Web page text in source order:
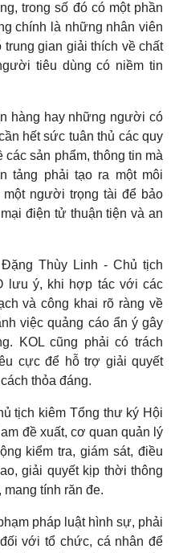
trong số đó có một phần
chính là những nhân viên
trung gian giải thích về chất
tiêu dùng có niềm tin
hàng hay những người có
hết sức tuân thủ các quy
sản phẩm, thông tin mà
tảng phải tạo ra một môi
người trọng tài để bảo
điện tử thuận tiện và an
Thùy Linh - Chủ tịch
lưu ý, khi hợp tác với các
và công khai rõ ràng về
việc quảng cáo ẩn ý gây
KOL cũng phải có trách
cực để hỗ trợ giải quyết
thỏa đáng.
tịch kiêm Tổng thư ký Hội
đề xuất, cơ quan quản lý
kiểm tra, giám sát, điều
giải quyết kịp thời thông
tính răn đe.
pháp luật hình sự, phải
với tổ chức, cá nhân để